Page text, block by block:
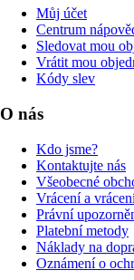
Můj účet
Centrum
Sledovat mou
Vrátit mou
Kódy slev
O nás
Kdo jsme?
Kontaktujte nás
Všeobecné
Vrácení a
Právní
Platební metody
Náklady na
Oznámení o